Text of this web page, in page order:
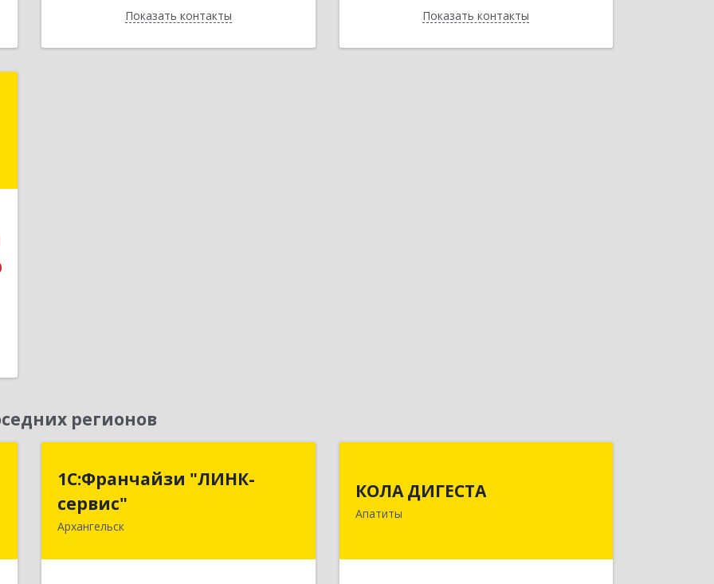
Показать контакты
Назад Показать контакты
Назад
регионов
1С:Франчайзи "ЛИНК-
сервис"
Архангельск
1С:Франчайзи "ЛИНК-
сервис"
КОЛА ДИГЕСТА
Апатиты
184209, Мурманская обл, Апатиты г,
Подробнее